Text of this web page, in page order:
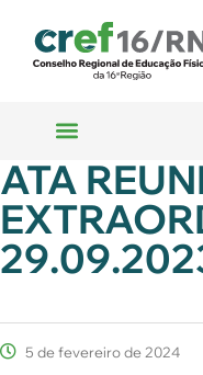
ATA
5 de fevereiro de 2024